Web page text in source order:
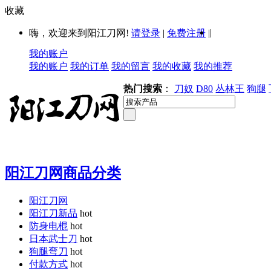
收藏
嗨，欢迎来到阳江刀网! 请登录 | 免费注册 ||
我的账户
我的账户 我的订单 我的留言 我的收藏 我的推荐
热门搜索 ： 刀奴 D80 丛林王 狗腿
阳江刀网商品分类
阳江刀网
阳江刀新品 hot
防身电棍 hot
日本武士刀 hot
狗腿弯刀 hot
付款方式 hot